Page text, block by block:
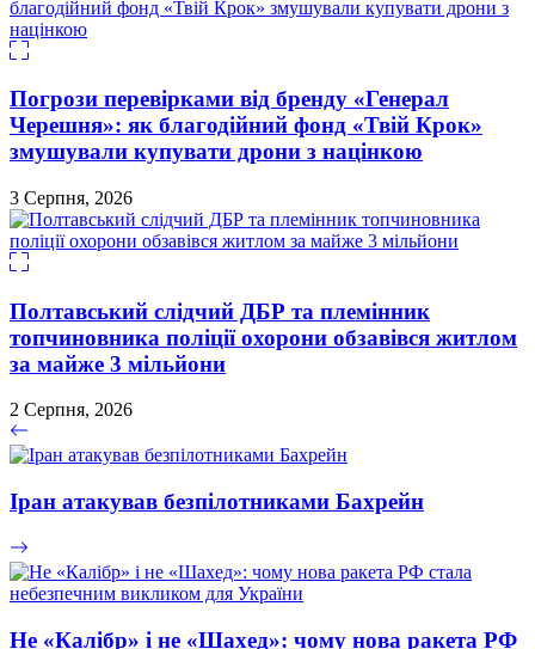
Погрози перевірками від бренду «Генерал
Черешня»: як благодійний фонд «Твій Крок»
змушували купувати дрони з націнкою
3 Серпня, 2026
Полтавський слідчий ДБР та племінник
топчиновника поліції охорони обзавівся житлом
за майже 3 мільйони
2 Серпня, 2026
Іран атакував безпілотниками Бахрейн
Не «Калібр» і не «Шахед»: чому нова ракета РФ